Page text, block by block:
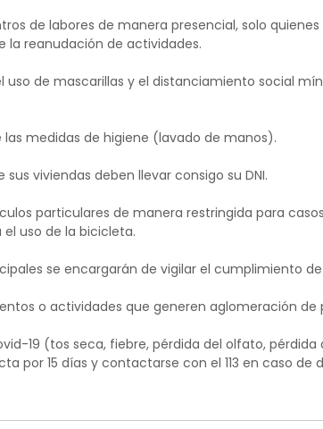
de labores de manera presencial, solo
la reanudación de actividades.
de mascarillas y el distanciamiento social
medidas de higiene (lavado de manos).
viviendas deben llevar consigo su DNI.
particulares de manera restringida para
el uso de la bicicleta.
se encargarán de vigilar el cumplimiento
o actividades que generen aglomeración de
19 (tos seca, fiebre, pérdida del olfato,
por 15 días y contactarse con el 113 en caso de